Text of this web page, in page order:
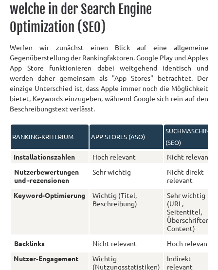
welche in der Search Engine
Optimization (SEO)
Werfen wir zunächst einen Blick auf eine allgemeine
Gegenüberstellung der Rankingfaktoren. Google Play und Apples
App Store funktionieren dabei weitgehend identisch und
werden daher gemeinsam als "App Stores" betrachtet. Der
einzige Unterschied ist, dass Apple immer noch die Möglichkeit
bietet, Keywords einzugeben, während Google sich rein auf den
Beschreibungstext verlässt.
RANKING-KRITERIUM APP STORES (ASO)
SUCHMASCHINEN
(SEO)
Installationszahlen Hoch relevant
Nicht relevant
Nutzerbewertungen
und -rezensionen
Sehr wichtig
Nicht direkt
relevant
Keyword-Optimierung
Wichtig (Titel,
Beschreibung)
Sehr wichtig
(URL,
Seitentitel,
Überschriften,
Content)
Backlinks
Nicht relevant
Hoch relevant
Nutzer-Engagement
Wichtig
(Nutzungsstatistiken)
Indirekt
relevant